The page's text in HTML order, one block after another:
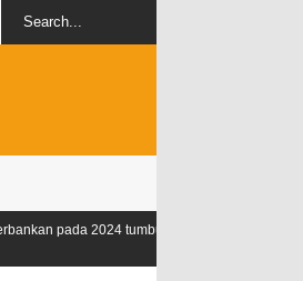
tumbuh 9-11
IMF proyeksi